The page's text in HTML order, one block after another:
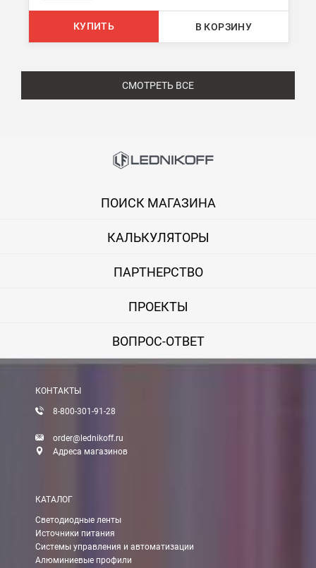
КУПИТЬ В КОРЗИНУ
СМОТРЕТЬ ВСЕ
ПОИСК МАГАЗИНА
КАЛЬКУЛЯТОРЫ
ПАРТНЕРСТВО
ПРОЕКТЫ
ВОПРОС-ОТВЕТ
КОНТАКТЫ
8-800-301-91-28
order@lednikoff.ru
Адреса магазинов
КАТАЛОГ
Светодиодные ленты
Источники питания
Системы управления и автоматизации
Алюминиевые профили